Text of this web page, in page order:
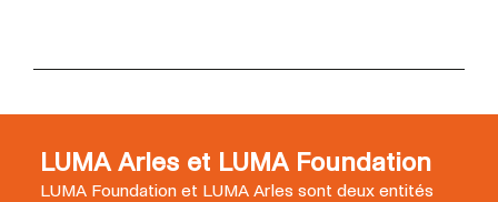
LUMA Arles et LUMA Foundation
LUMA Foundation et LUMA Arles sont deux entités